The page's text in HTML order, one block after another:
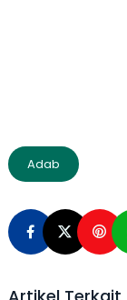
Adab